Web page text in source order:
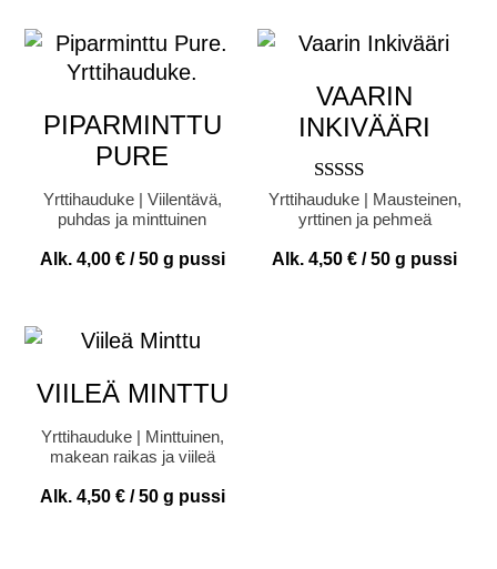
PIPARMINTTU
PURE
Yrttihauduke | Viilentävä,
puhdas ja minttuinen
Alk. 4,00 €/ 50 g pussi
VAARIN
INKIVÄÄRI
Arvostelu
tuotteesta:
4.33
/ 5
Yrttihauduke | Mausteinen,
yrttinen ja pehmeä
Alk.4,50€ / 50 g pussi
VIILEÄ MINTTU
Yrttihauduke | Minttuinen,
makean raikas ja viileä
Alk. 4,50 €/ 50 g pussi